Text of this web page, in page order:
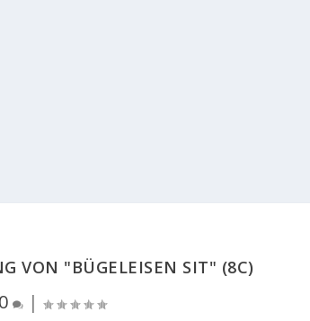
VON "BÜGELEISEN SIT" (8C)
0 |